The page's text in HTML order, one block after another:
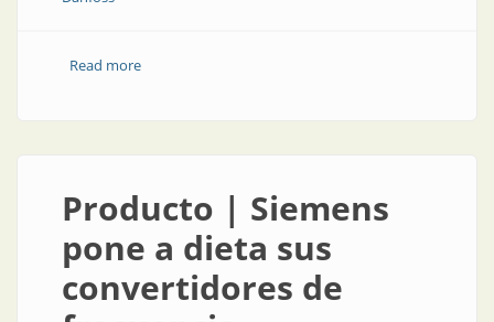
Read moreabout Danfoss renueva su atención al cliente
Producto | Siemens
pone a dieta sus
convertidores de